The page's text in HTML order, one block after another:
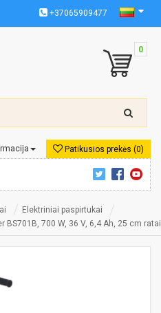
+37065909477
0
Patikusios prekės (0)
Elektriniai paspirtukai
BS701B, 700 W, 36 V, 6,4 Ah, 25 cm